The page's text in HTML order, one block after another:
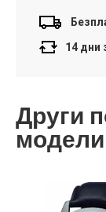
14 дни
Други
модели